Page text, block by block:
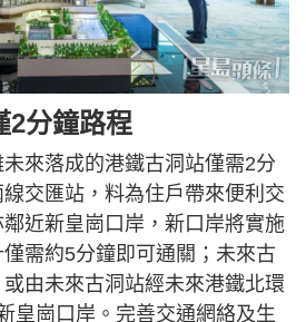
2分鐘路程
來落成的港鐵古洞站僅需2分
交匯站，料為住戶帶來便利交
近新皇崗口岸，新口岸將實施
僅需約5分鐘即可通關；未來古
由未來古洞站經未來港鐵北環
皇崗口岸。完善交通網絡及生